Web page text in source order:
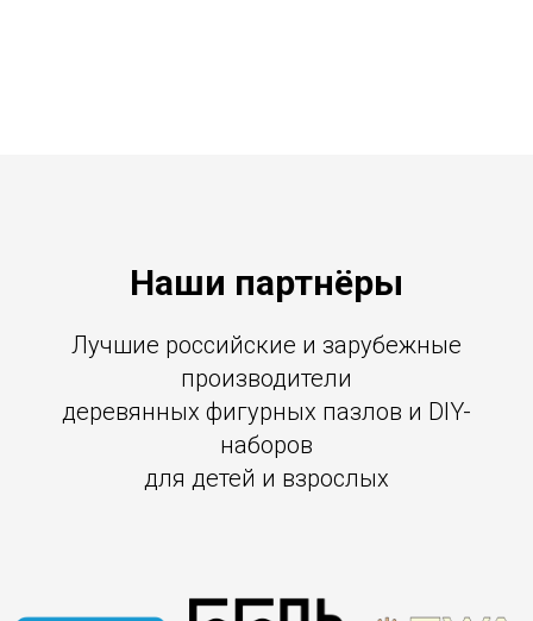
Наши партнёры
Лучшие российские и зарубежные
производители
деревянных фигурных пазлов и DIY-
наборов
для детей и взрослых